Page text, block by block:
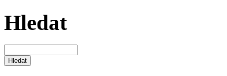
Hledat